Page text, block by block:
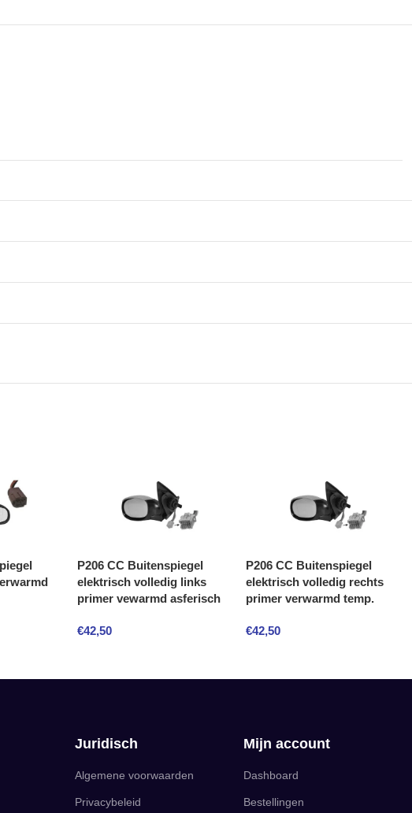
P206 CC Buitenspiegel
elektrisch volledig links
primer vewarmd asferisch
€42,50
P206 CC Buitenspiegel
elektrisch volledig rechts
primer verwarmd temp.
€42,50
Juridisch
Algemene voorwaarden
Privacybeleid
Mijn account
Dashboard
Bestellingen